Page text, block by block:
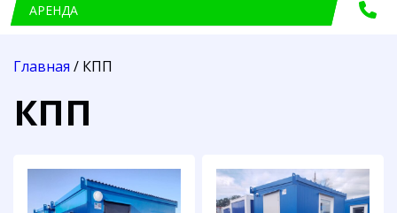
АРЕНДА
Главная / КПП
КПП